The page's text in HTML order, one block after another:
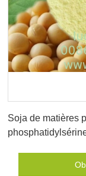
Soja de matières